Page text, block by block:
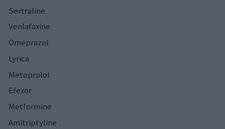
Sertraline
Venlafaxine
Omeprazol
Lyrica
Metoprolol
Efexor
Metformine
Amitriptyline